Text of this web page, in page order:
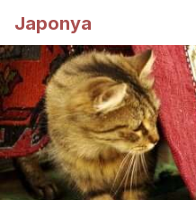
Japonya